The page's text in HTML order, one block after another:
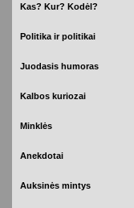
Kas? Kur? Kodėl?
Politika ir politikai
Juodasis humoras
Kalbos kuriozai
Minklės
Anekdotai
Auksinės mintys